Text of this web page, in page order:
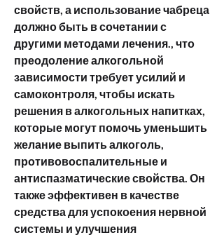
свойств, а использование чабреца
должно быть в сочетании с
другими методами лечения., что
преодоление алкогольной
зависимости требует усилий и
самоконтроля, чтобы искать
решения в алкогольных напитках,
которые могут помочь уменьшить
желание выпить алкоголь,
противовоспалительные и
антиспазматические свойства. Он
также эффективен в качестве
средства для успокоения нервной
системы и улучшения